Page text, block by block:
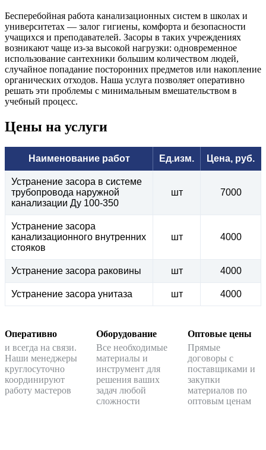
Бесперебойная работа канализационных систем в школах и
университетах — залог гигиены, комфорта и безопасности
учащихся и преподавателей. Засоры в таких учреждениях
возникают чаще из-за высокой нагрузки: одновременное
использование сантехники большим количеством людей,
случайное попадание посторонних предметов или накопление
органических отходов. Наша услуга позволяет оперативно
решать эти проблемы с минимальным вмешательством в
учебный процесс.
Цены на услуги
Наименование работ Ед.изм. Цена, руб.
Устранение засора в системе
трубопровода наружной
канализации Ду 100-350
шт 7000
Устранение засора
канализационного внутренних
стояков
шт 4000
Устранение засора раковины шт 4000
Устранение засора унитаза шт 4000
Оперативно
и всегда на связи.
Наши менеджеры
круглосуточно
координируют
работу мастеров
Оборудование
Все необходимые
материалы и
инструмент для
решения ваших
задач любой
сложности
Оптовые цены
Прямые
договоры с
поставщиками и
закупки
материалов по
оптовым ценам